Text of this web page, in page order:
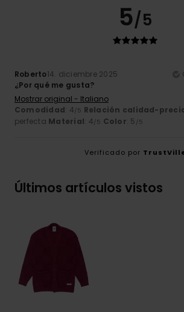
5/5
Roberto14. diciembre 2025
¿Por qué me gusta?
Mostrar original - Italiano
Comodidad: 4/5 Relación calidad-
perfecta Material: 4/5 Color: 5 /5
Verificado por
Últimos artículos vistos